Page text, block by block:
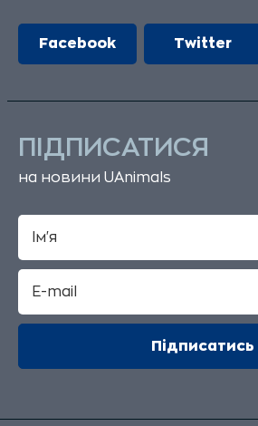
Facebook Twitter
ПІДПИСАТИСЯ
на новини UAnimals